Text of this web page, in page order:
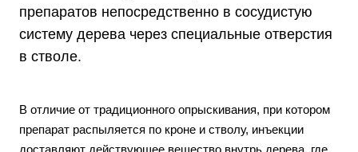
препаратов непосредственно в сосудистую
систему дерева через специальные отверстия
в стволе.
В отличие от традиционного опрыскивания, при котором
препарат распыляется по кроне и стволу, инъекции
доставляют действующее вещество внутрь дерева, где